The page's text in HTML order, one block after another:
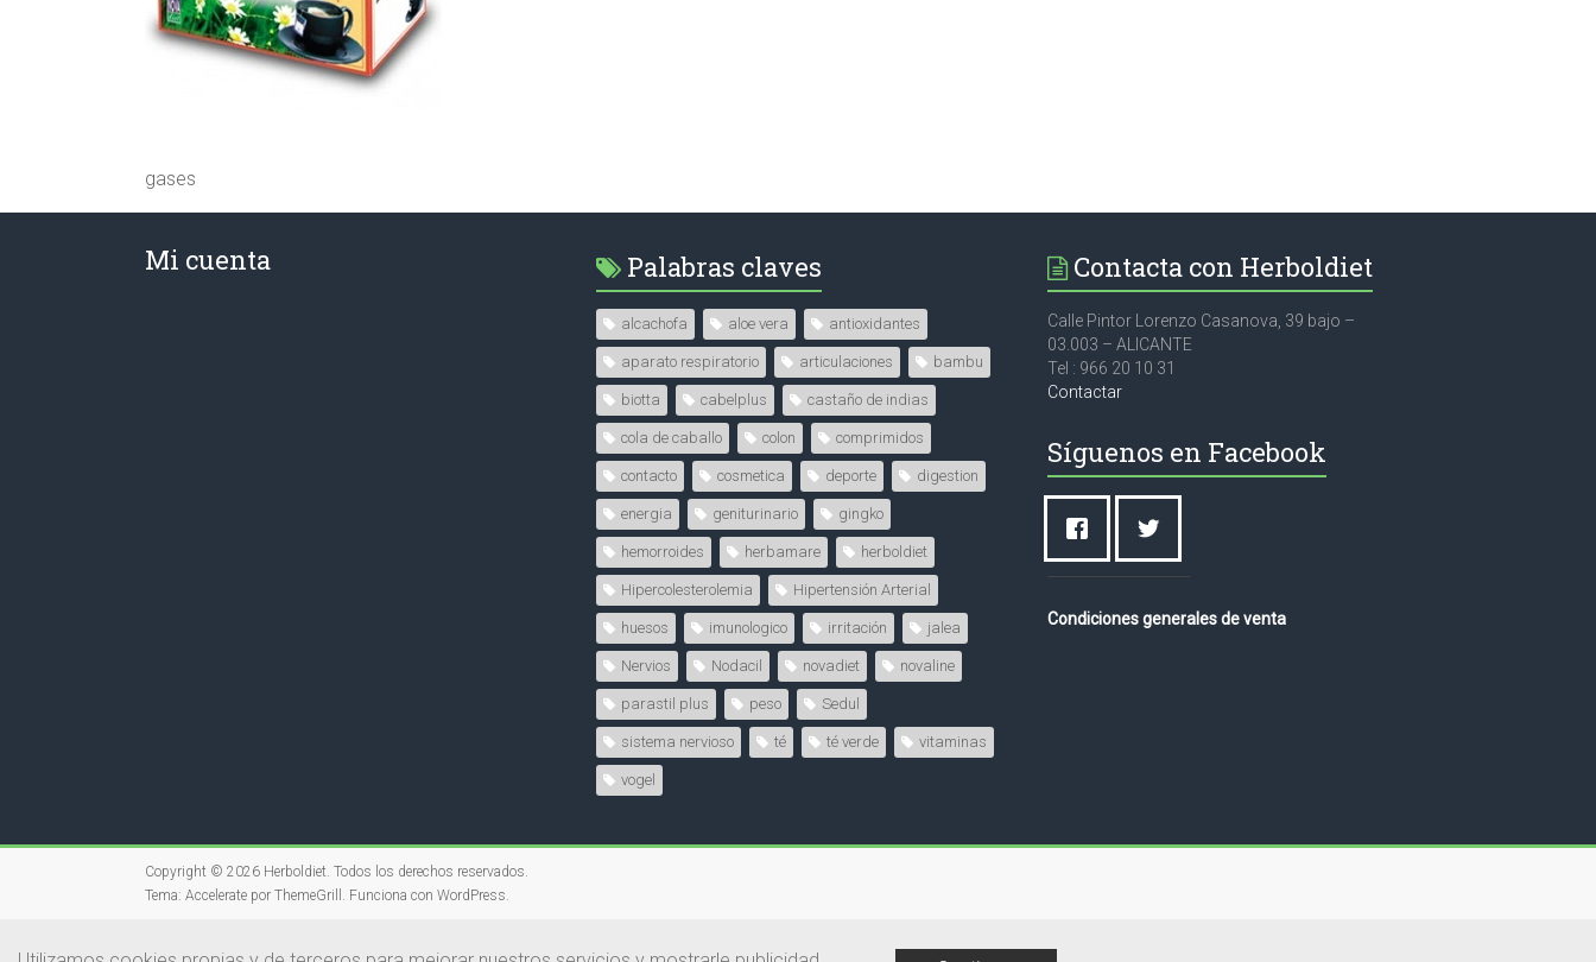
gases
Mi cuenta Palabras claves
alcachofa aloe vera antioxidantes
aparato respiratorio articulaciones bambu
biotta cabelplus castaño de indias
cola de caballo colon comprimidos
contacto cosmetica deporte digestion
energia geniturinario gingko
hemorroides herbamare herboldiet
Hipercolesterolemia Hipertensión Arterial
huesos imunologico irritación jalea
Nervios Nodacil novadiet novaline
parastil plus peso Sedul
sistema nervioso té té verde vitaminas
vogel
Contacta con Herboldiet
Calle Pintor Lorenzo Casanova, 39 bajo –
03.003 – ALICANTE
Tel : 966 20 10 31
Contactar
Síguenos en Facebook
Condiciones generales de venta
Copyright © 2026 Herboldiet. Todos los derechos reservados.
Tema: Accelerate por ThemeGrill. Funciona con WordPress.